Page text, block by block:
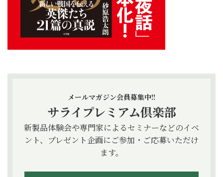
メールマガジン会員募集中!!
サライプレミアム倶楽部
新製品体験会や専門家によるセミナーなどのイベ
ント、プレゼント企画にご参加・ご応募いただけ
ます。